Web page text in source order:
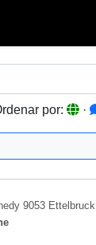
por: ·
9053 Ettelbruck